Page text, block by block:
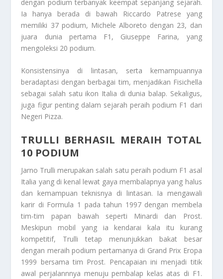
dengan podium terbanyak keempat sepanjang sejarah.
Ia hanya berada di bawah Riccardo Patrese yang
memiliki 37 podium, Michele Alboreto dengan 23, dan
juara dunia pertama F1, Giuseppe Farina, yang
mengoleksi 20 podium.
Konsistensinya di lintasan, serta kemampuannya
beradaptasi dengan berbagai tim, menjadikan Fisichella
sebagai salah satu ikon Italia di dunia balap. Sekaligus,
juga figur penting dalam sejarah peraih podium F1 dari
Negeri Pizza.
TRULLI BERHASIL MERAIH TOTAL
10 PODIUM
Jarno Trulli merupakan salah satu peraih podium F1 asal
Italia yang di kenal lewat gaya membalapnya yang halus
dan kemampuan teknisnya di lintasan. Ia mengawali
karir di Formula 1 pada tahun 1997 dengan membela
tim-tim papan bawah seperti Minardi dan Prost.
Meskipun mobil yang ia kendarai kala itu kurang
kompetitif, Trulli tetap menunjukkan bakat besar
dengan meraih podium pertamanya di Grand Prix Eropa
1999 bersama tim Prost. Pencapaian ini menjadi titik
awal perjalannnya menuju pembalap kelas atas di F1.